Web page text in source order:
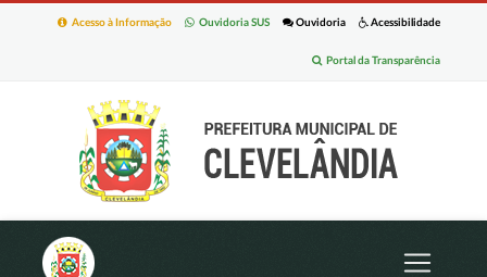
Acessibilidade
Ouvidoria
Ouvidoria SUS
Acesso à Informação
Portal da Transparência